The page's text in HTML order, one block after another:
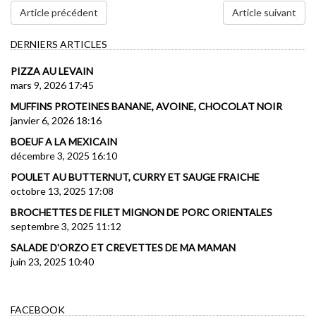
Article précédent Article suivant
DERNIERS ARTICLES
PIZZA AU LEVAIN
mars 9, 2026 17:45
MUFFINS PROTEINES BANANE, AVOINE, CHOCOLAT NOIR
janvier 6, 2026 18:16
BOEUF A LA MEXICAIN
décembre 3, 2025 16:10
POULET AU BUTTERNUT, CURRY ET SAUGE FRAICHE
octobre 13, 2025 17:08
BROCHETTES DE FILET MIGNON DE PORC ORIENTALES
septembre 3, 2025 11:12
SALADE D'ORZO ET CREVETTES DE MA MAMAN
juin 23, 2025 10:40
FACEBOOK